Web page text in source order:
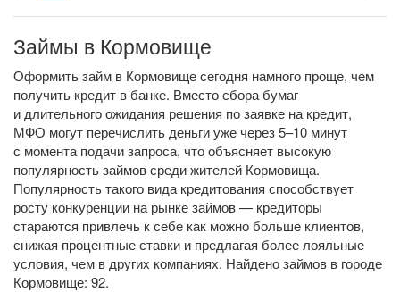
Займы в Кормовище
Оформить займ в Кормовище сегодня намного проще, чем
получить кредит в банке. Вместо сбора бумаг
и длительного ожидания решения по заявке на кредит,
МФО могут перечислить деньги уже через 5–10 минут
с момента подачи запроса, что объясняет высокую
популярность займов среди жителей Кормовища.
Популярность такого вида кредитования способствует
росту конкуренции на рынке займов — кредиторы
стараются привлечь к себе как можно больше клиентов,
снижая процентные ставки и предлагая более лояльные
условия, чем в других компаниях. Найдено займов в городе
Кормовище: 92.